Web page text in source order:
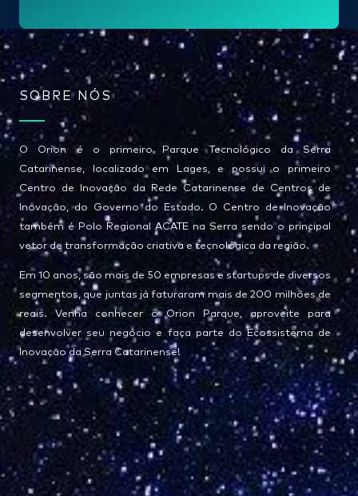
*
SOBRE NÓS
O Orion é o primeiro Parque Tecnológico da Serra
Catarinense, localizado em Lages, e possui o primeiro
Centro de Inovação da Rede Catarinense de Centros de
Inovação, do Governo do Estado. O Centro de Inovação
também é Polo Regional ACATE na Serra sendo o principal
vetor de transformação criativa e tecnológica da região.
Em 10 anos, são mais de 50 empresas e startups de diversos
segmentos, que juntas já faturaram mais de 200 milhões de
reais. Venha conhecer o Orion Parque, aproveite para
desenvolver seu negócio e faça parte do Ecossistema de
Inovação da Serra Catarinense!